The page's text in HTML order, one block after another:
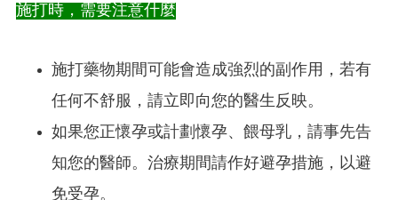
施打時，需要注意什麼
施打藥物期間可能會造成強烈的副作用，若有
任何不舒服，請立即向您的醫生反映。
如果您正懷孕或計劃懷孕、餵母乳，請事先告
知您的醫師。治療期間請作好避孕措施，以避
免受孕。